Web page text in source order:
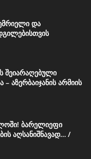
და
შეიარაღებული
აზერბაიჯანის არმიის
ბარელიეფი
აღსანიშნავად… /